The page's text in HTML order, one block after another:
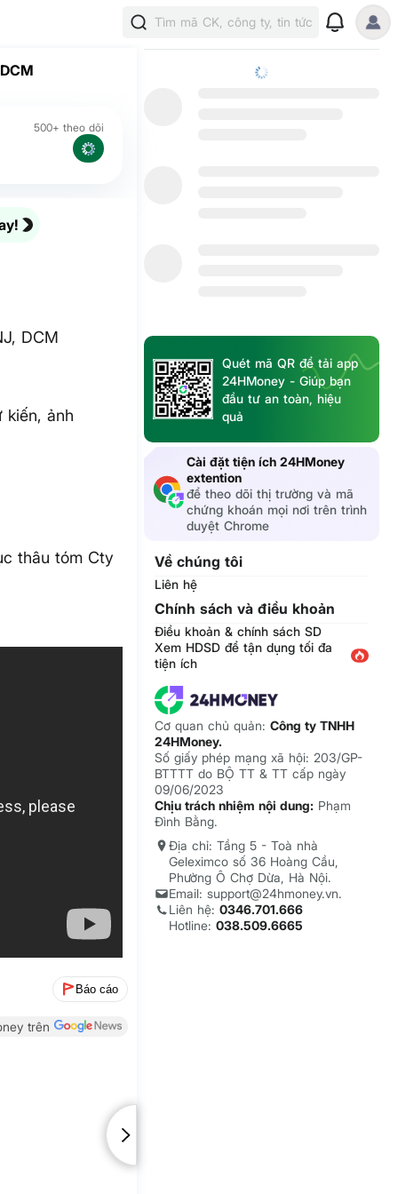
Tìm mã CK, công ty, tin tức
500+ theo dõi
DCM
kiến, ảnh
thâu tóm Cty
Báo cáo
trên
Quét mã QR để tải app
24HMoney - Giúp bạn
đầu tư an toàn, hiệu
quả
Cài đặt tiện ích 24HMoney
extention
để theo dõi thị trường và mã
chứng khoán mọi nơi trên trình
duyệt Chrome
Về chúng tôi
Liên hệ
Chính sách và điều khoản
Điều khoản & chính sách SD
Xem HDSD để tận dụng tối đa
tiện ích
Cơ quan chủ quản:Công ty TNHH
24HMoney.
Số giấy phép mạng xã hội: 203/GP-
BTTTT do BỘ TT & TT cấp ngày
09/06/2023
Chịu trách nhiệm nội dung: Phạm
Đình Bằng.
Địa chỉ: Tầng 5 - Toà nhà
Geleximco số 36 Hoàng Cầu,
Phường Ô Chợ Dừa, Hà Nội.
Email: support@24hmoney.vn.
Liên hệ:0346.701.666
Hotline:038.509.6665